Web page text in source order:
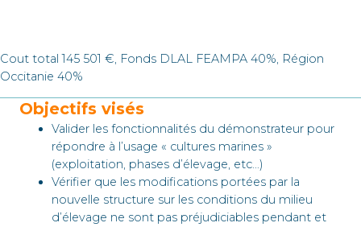
Cout total 145 501 €, Fonds DLAL FEAMPA 40%, Région
Occitanie 40%
Objectifs visés
Valider les fonctionnalités du démonstrateur pour
répondre à l’usage « cultures marines »
(exploitation, phases d’élevage, etc…)
Vérifier que les modifications portées par la
nouvelle structure sur les conditions du milieu
d’élevage ne sont pas préjudiciables pendant et